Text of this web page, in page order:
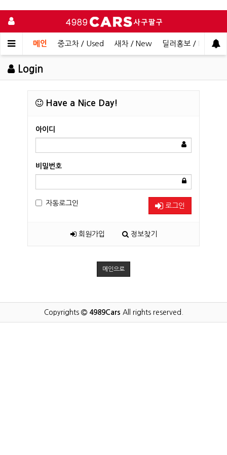
메인 중고차 / Used 새차 / New 딜러홍보 / Dealer
Login
Have a Nice Day!
아이디
비밀번호
자동로그인 로그인
회원가입 정보찾기
메인으로
Copyrights 4989Cars All rights reserved.